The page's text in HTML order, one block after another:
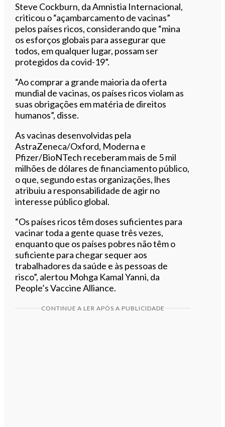
Steve Cockburn, da Amnistia Internacional,
criticou o “açambarcamento de vacinas”
pelos países ricos, considerando que “mina
os esforços globais para assegurar que
todos, em qualquer lugar, possam ser
protegidos da covid-19”.
“Ao comprar a grande maioria da oferta
mundial de vacinas, os países ricos violam as
suas obrigações em matéria de direitos
humanos”, disse.
As vacinas desenvolvidas pela
AstraZeneca/Oxford, Moderna e
Pfizer/BioNTech receberam mais de 5 mil
milhões de dólares de financiamento público,
o que, segundo estas organizações, lhes
atribuiu a responsabilidade de agir no
interesse público global.
“Os países ricos têm doses suficientes para
vacinar toda a gente quase três vezes,
enquanto que os países pobres não têm o
suficiente para chegar sequer aos
trabalhadores da saúde e às pessoas de
risco”, alertou Mohga Kamal Yanni, da
People’s Vaccine Alliance.
CONTINUE A LER APÓS A PUBLICIDADE